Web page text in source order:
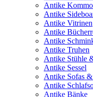
Antike
Antike
Antike Vitrinen
Antike
Antike
Antike Truhen
Antike Stühle
Antike Sessel
Antike Sofas
Antike
Antike Bänke